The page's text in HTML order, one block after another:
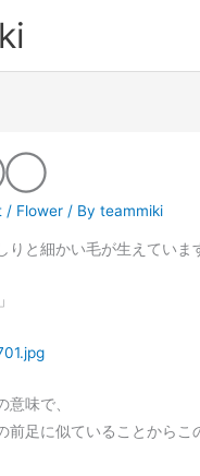
/ Flower / Byteammiki
りと細かい毛が生えてい
」
意味で、
前足に似ていることからこ